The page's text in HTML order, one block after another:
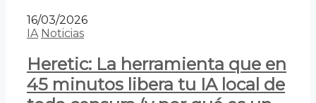
16/03/2026
IA Noticias
Heretic: La herramienta que en
45 minutos libera tu IA local de